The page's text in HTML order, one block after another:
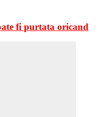
fi purtata oricand